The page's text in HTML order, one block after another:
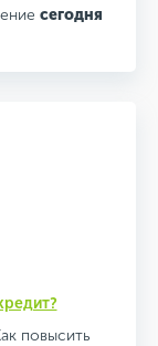
сегодня
повысить